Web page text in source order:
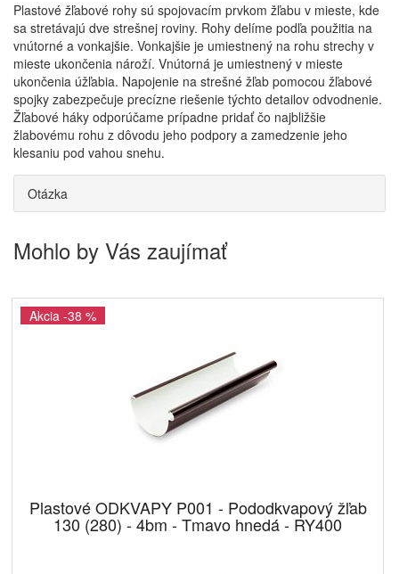
Plastové žľabové rohy sú spojovacím prvkom žľabu v mieste, kde
sa stretávajú dve strešnej roviny. Rohy delíme podľa použitia na
vnútorné a vonkajšie. Vonkajšie je umiestnený na rohu strechy v
mieste ukončenia nároží. Vnútorná je umiestnený v mieste
ukončenia úžľabia. Napojenie na strešné žľab pomocou žľabové
spojky zabezpečuje precízne riešenie týchto detailov odvodnenie.
Žľabové háky odporúčame prípadne pridať čo najbližšie
žlabovému rohu z dôvodu jeho podpory a zamedzenie jeho
klesaniu pod vahou snehu.
Otázka
Mohlo by Vás zaujímať
Akcia -38 %
Plastové ODKVAPY P001 - Pododkvapový žľab
130 (280) - 4bm - Tmavo hnedá - RY400